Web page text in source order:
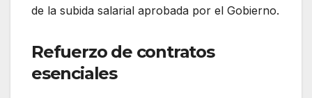
de la subida salarial aprobada por el Gobierno.
Refuerzo de contratos
esenciales